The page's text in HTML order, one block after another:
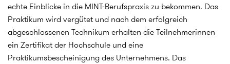
echte Einblicke in die MINT-Berufspraxis zu bekommen. Das
Praktikum wird vergütet und nach dem erfolgreich
abgeschlossenen Technikum erhalten die Teilnehmerinnen
ein Zertifikat der Hochschule und eine
Praktikumsbescheinigung des Unternehmens. Das